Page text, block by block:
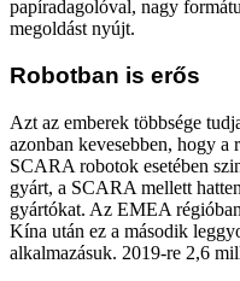
papíradagolóval, nagy
megoldást nyújt.
Robotban is erős
Azt az emberek többsége
azonban kevesebben, hogy
SCARA robotok esetében
gyárt, a SCARA mellett
gyártókat. Az EMEA
Kína után ez a második
alkalmazásuk. 2019-re 2,6